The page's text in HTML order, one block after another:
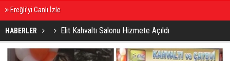
Ereğli’yi Canlı İzle
HABERLER Elit Kahvaltı Salonu Hizmete Açıldı